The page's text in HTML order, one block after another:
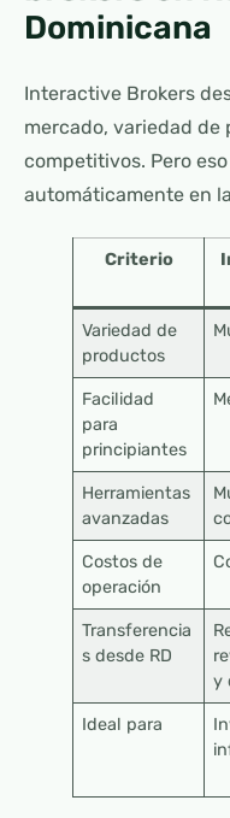
Dominicana
Interactive Brokers
mercado, variedad de
competitivos. Pero
automáticamente en
Criterio
Variedad de
productos
Facilidad
para
principiantes
Herramientas
avanzadas
Costos de
operación
Transferencia
s desde RD
y
Ideal para